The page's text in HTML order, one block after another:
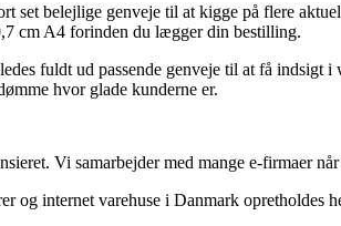
set belejlige genveje til at kigge på flere
cm A4 forinden du lægger din bestilling.
fuldt ud passende genveje til at få indsigt
hvor glade kunderne er.
Vi samarbejder med mange e-firmaer
og internet varehuse i Danmark opretholdes